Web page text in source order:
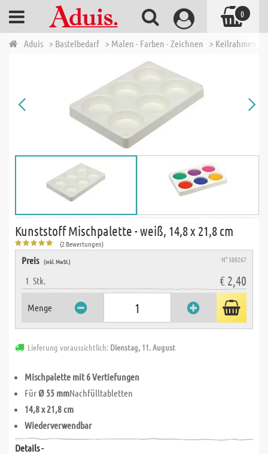
Aduis > Bastelbedarf > Malen - Farben - Zeichnen > Keilrahmen &
Kunststoff Mischpalette - weiß, 14,8 x 21,8 cm
(2 Bewertungen)
Preis (inkl. MwSt.) N° 500267
1 Stk. € 2,40
Menge
Lieferung voraussichtlich: Dienstag, 11. August
Mischpalette mit 6 Vertiefungen
Für Ø 55 mmNachfülltabletten
14,8 x 21,8 cm
Wiederverwendbar
Details -
0